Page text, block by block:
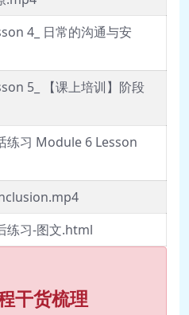
4_ 日常的沟通与安
5_ 【课上培训】阶段
练习 Module 6 Lesson
练习-图文.html
干货梳理